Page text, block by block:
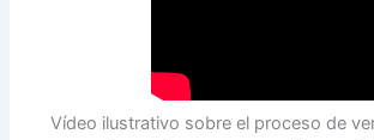
Vídeo ilustrativo sobre el proceso de